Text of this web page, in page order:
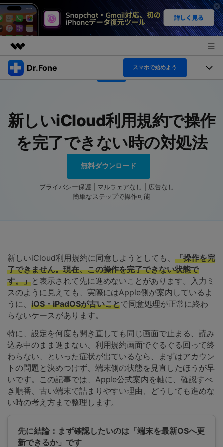
製品
概要
ソリューション
企業情報
プラン＆価格
Dr.Fone スマホで始めよう
機能
Dr.Fone Basic
製品
デスクトップ製品
オンラインツール
製品活用＆サポート
製品活用
データ転送
スマホ保護
もっと見る
無料ダウンロード ログイン
新しいiCloud利用規約で操作
を完了できない時の対処法
無料ダウンロード
プライバシー保護 | マルウェアなし | 広告なし
簡単なステップで操作可能
新しいiCloud利用規約に同意しようとしても、 「操作を完
了できません。現在、この操作を完了できない状態で
す。」と表示されて先に進めないことがあります。入力ミ
スのように見えても、実際にはApple側が案内しているよ
うに、 iOS・iPadOSが古いことで同意処理が正常に終わ
らないケースがあります。
特に、設定を何度も開き直しても同じ画面で止まる、読み
込み中のまま進まない、利用規約画面でぐるぐる回って終
わらない、といった症状が出ているなら、まずはアカウン
トの問題と決めつけず、端末側の状態を見直したほうが早
いです。この記事では、Apple公式案内を軸に、確認すべ
き順番、古い端末で詰まりやすい理由、どうしても進めな
い時の考え方まで整理します。
先に結論：まず確認したいのは「端末を最新OSへ更
新できるか」です